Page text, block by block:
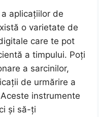
aplicațiilor de
o varietate de
care te pot
a timpului. Poți
a sarcinilor,
de urmărire a
instrumente
și să-ți